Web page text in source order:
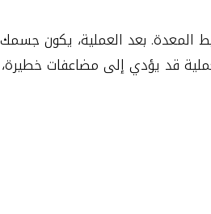
ربط المعدة. بعد العملية، يكون
قد يؤدي إلى مضاعفات